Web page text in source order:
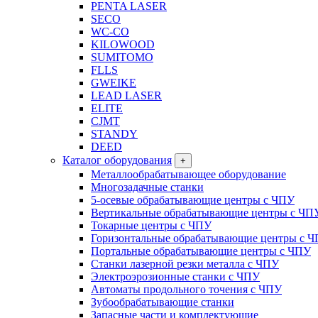
PENTA LASER
SECO
WC-CO
KILOWOOD
SUMITOMO
FLLS
GWEIKE
LEAD LASER
ELITE
CJMT
STANDY
DEED
Каталог оборудования
+
Металлообрабатывающее оборудование
Многозадачные станки
5-осевые обрабатывающие центры с ЧПУ
Вертикальные обрабатывающие центры с
Токарные центры с ЧПУ
Горизонтальные обрабатывающие центры с
Портальные обрабатывающие центры с ЧПУ
Станки лазерной резки металла с ЧПУ
Электроэрозионные станки с ЧПУ
Автоматы продольного точения с ЧПУ
Зубообрабатывающие станки
Запасные части и комплектующие